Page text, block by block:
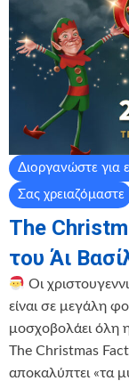
Διοργανώστε για
Σας χρειαζόμαστε
The
του Άι
Oι
είναι σε μεγάλη
μοσχοβολάει όλη
The Christmas
αποκαλύπτει «τα